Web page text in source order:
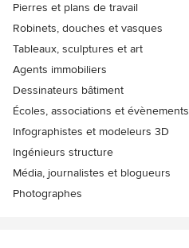
Pierres et plans de travail
Robinets, douches et vasques
Tableaux, sculptures et art
Agents immobiliers
Dessinateurs bâtiment
Écoles, associations et évènements
Infographistes et modeleurs 3D
Ingénieurs structure
Média, journalistes et blogueurs
Photographes